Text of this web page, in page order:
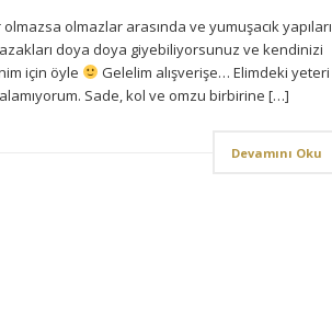
olmazlar arasında ve yumuşacık yapıları
doya doya giyebiliyorsunuz ve kendinizi
için öyle
Gelelim alışverişe… Elimdeki yeteri
Sade, kol ve omzu birbirine […]
Devamını Oku